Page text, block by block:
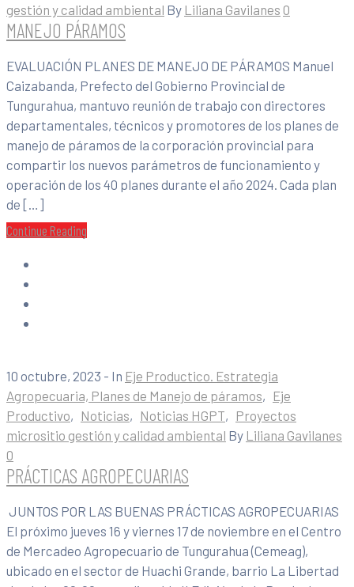
gestión y calidad ambiental By Liliana Gavilanes 0
MANEJO PÁRAMOS
EVALUACIÓN PLANES DE MANEJO DE PÁRAMOS Manuel
Caizabanda, Prefecto del Gobierno Provincial de
Tungurahua, mantuvo reunión de trabajo con directores
departamentales, técnicos y promotores de los planes de
manejo de páramos de la corporación provincial para
compartir los nuevos parámetros de funcionamiento y
operación de los 40 planes durante el año 2024. Cada plan
de […]
Continue Reading
10 octubre, 2023 - In Eje Productico. Estrategia
Agropecuaria, Planes de Manejo de páramos‚ Eje
Productivo‚ Noticias‚ Noticias HGPT‚ Proyectos
micrositio gestión y calidad ambiental By Liliana Gavilanes
0
PRÁCTICAS AGROPECUARIAS
JUNTOS POR LAS BUENAS PRÁCTICAS AGROPECUARIAS
El próximo jueves 16 y viernes 17 de noviembre en el Centro
de Mercadeo Agropecuario de Tungurahua (Cemeag),
ubicado en el sector de Huachi Grande, barrio La Libertad